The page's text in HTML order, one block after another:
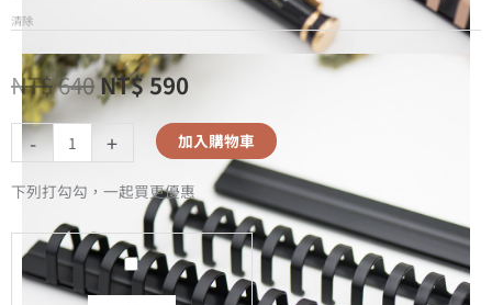
清除
NT$640NT$590
- + 加入購物車
下列打勾勾，一起買更優惠
A5
無